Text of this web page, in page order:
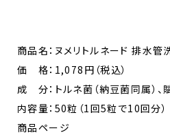
商品名：ヌメリトルネード 排水管
価 格：1,078円（税込）​
成 分：トルネ菌（納豆菌同属）、
内容量：50粒（1回5粒で10回分）
商品ページ